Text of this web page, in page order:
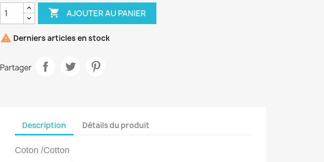
 AJOUTER AU PANIER
 Derniers articles en stock
Partager
Description Détails du produit
Coton /Cotton